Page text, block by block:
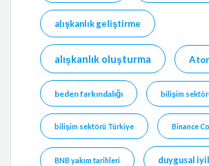
alışkanlık geliştirme
alışkanlık oluşturma
beden farkındalığı bilişim
bilişim sektörü Türkiye Binance
BNB yakım tarihleri duygusal